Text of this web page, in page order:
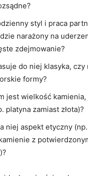
styl i praca
narażony na
zdejmowanie?
do niej klasyka, czy
formy?
jest wielkość kamienia,
platyna zamiast złota)?
niej aspekt etyczny
z